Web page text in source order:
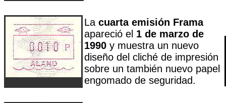
La cuarta emisión Frama
apareció el 1 de marzo de
1990 y muestra un nuevo
diseño del cliché de impresión
sobre un también nuevo papel
engomado de seguridad.